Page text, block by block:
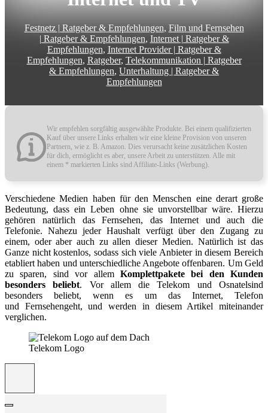
Festnetz | Ratgeber & Empfehlungen, Film und Fernsehen
| Ratgeber & Empfehlungen, Internet | Ratgeber &
Empfehlungen, Internet Provider | Ratgeber &
Empfehlungen, Ratgeber, Telekommunikation | Ratgeber
& Empfehlungen, Unterhaltung | Ratgeber &
Empfehlungen
Wir empfehlen sorgfältig ausgewählte Produkte. Bei einem qualifizierten
Kauf über unsere Links erhalten wir eine kleine Provision von unseren
Partnern, wie z. B. Amazon. Dies verursacht keine zusätzlichen Kosten
für dich, ermöglicht es aber, unsere Arbeit zu unterstützen. Alle mit
einem * markierten Links sind Affiliate-Links (Werbung).
Verschiedene Medien haben für den Menschen eine derart große
Bedeutung, dass ein Leben ohne sie unvorstellbar wäre. Hierzu
gehören natürlich das Fernsehen, das Internet und auch die
Telefonie. Nahezu jeder Haushalt verfügt über den Zugang zu
einem, oder aber auch zu allen dieser Medien. Natürlich ist das
Ganze nicht kostenlos, sodass sich viele Anbieter in diesem Bereich
etabliert haben und unterschiedliche Angebote offenbaren. Um Geld
zu sparen, sind vor allem Komplettpakete bei den Kunden
besonders beliebt. Vor allem die Telekom und Osnatelsind
besonders beliebt, wenn es um das Internet, Telefon
und Fernsehengeht, und werden in diesem Artikel miteinander
verglichen.
Telekom Logo